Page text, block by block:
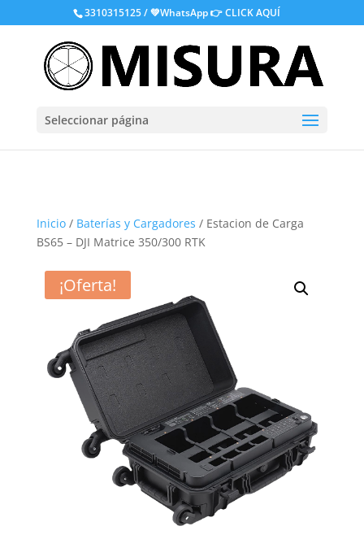
3310315125 / 💚WhatsApp👉 CLICK AQUÍ
Seleccionar página
Inicio/ Baterías y Cargadores / Estacion de Carga
BS65 – DJI Matrice 350/300 RTK
¡Oferta!